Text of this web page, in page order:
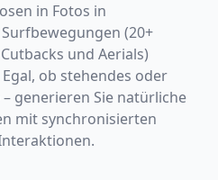
in Fotos in
(20+
und Aerials)
ob stehendes oder
generieren Sie natürliche
mit synchronisierten